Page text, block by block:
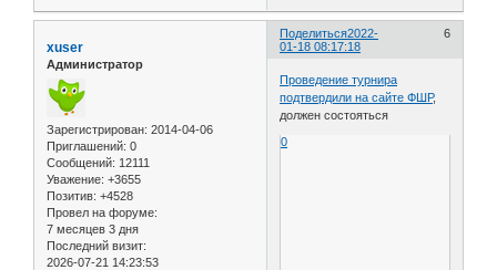
Поделиться 6
2022-
01-18 08:17:18
xuser
Администратор
Зарегистрирован: 2014-04-06
Приглашений: 0
Сообщений: 12111
Уважение: +3655
Позитив: +4528
Провел на форуме:
7 месяцев 3 дня
Последний визит:
2026-07-21 14:23:53
Проведение турнира
подтвердили на сайте ФШР,
должен состояться
0